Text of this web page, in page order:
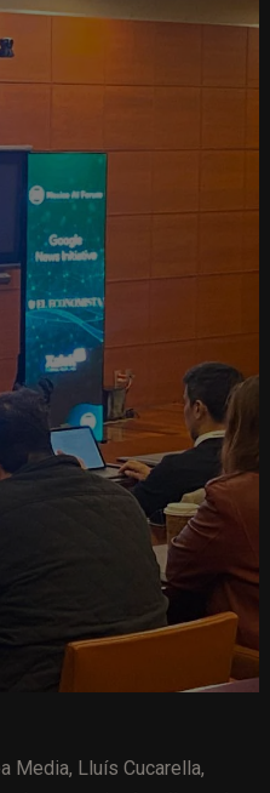
Media, Lluís Cucarella,